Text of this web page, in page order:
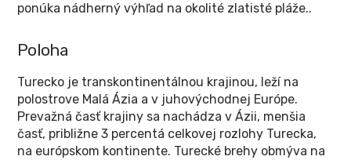
ponúka nádherný výhľad na okolité zlatisté pláže..
Poloha
Turecko je transkontinentálnou krajinou, leží na
polostrove Malá Ázia a v juhovýchodnej Európe.
Prevažná časť krajiny sa nachádza v Ázii, menšia
časť, približne 3 percentá celkovej rozlohy Turecka,
na európskom kontinente. Turecké brehy obmýva na